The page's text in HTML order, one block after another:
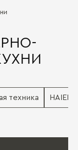
техника HAIER